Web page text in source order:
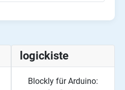
logickiste
Blockly für Arduino: